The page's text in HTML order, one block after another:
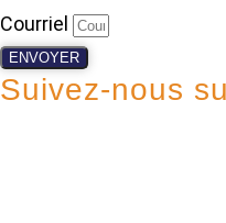
Courriel
ENVOYER
Suivez-nous